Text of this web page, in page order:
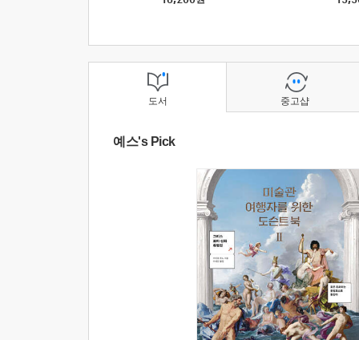
도서
예스's Pick
중고샵